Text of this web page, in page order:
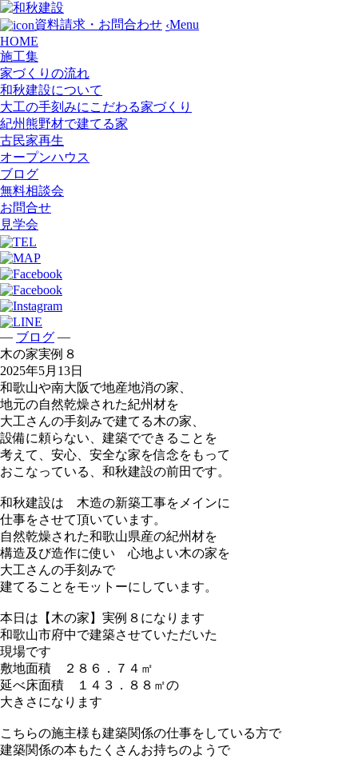
資料請求・お問合わせ ‹Menu
HOME
施工集
家づくりの流れ
和秋建設について
大工の手刻みにこだわる家づくり
紀州熊野材で建てる家
古民家再生
オープンハウス
ブログ
無料相談会
お問合せ
見学会
— ブログ —
木の家実例８
2025年5月13日
和歌山や南大阪で地産地消の家、
地元の自然乾燥された紀州材を
大工さんの手刻みで建てる木の家、
設備に頼らない、建築でできることを
考えて、安心、安全な家を信念をもって
おこなっている、和秋建設の前田です。
和秋建設は 木造の新築工事をメインに
仕事をさせて頂いています。
自然乾燥された和歌山県産の紀州材を
構造及び造作に使い 心地よい木の家を
大工さんの手刻みで
建てることをモットーにしています。
本日は【木の家】実例８になります
和歌山市府中で建築させていただいた
現場です
敷地面積 ２８６．７４㎡
延べ床面積 １４３．８８㎡の
大きさになります
こちらの施主様も建築関係の仕事をしている方で
建築関係の本もたくさんお持ちのようで